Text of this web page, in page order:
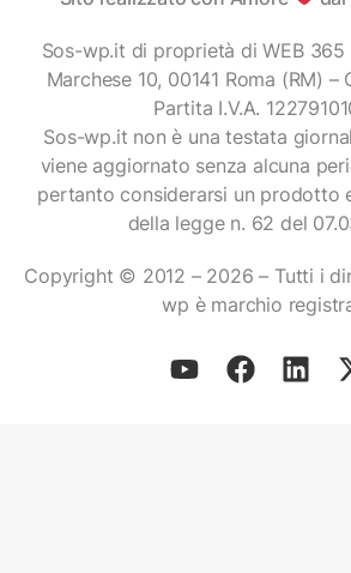
Sos-wp.it di proprietà di WEB 365
Marchese 10, 00141 Roma (RM) –
Partita I.V.A.
Sos-wp.it non è una testata
viene aggiornato senza alcuna
pertanto considerarsi un prodotto
della legge n. 62 del
Copyright © 2012 – 2026 – Tutti i
wp è marchio